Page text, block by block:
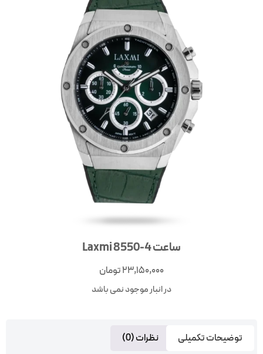
ساعت Laxmi 8550-4
23,150,000تومان
در انبار موجود نمی باشد
توضیحات تکمیلی نظرات (0)